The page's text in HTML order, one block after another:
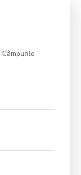
Câmpurile